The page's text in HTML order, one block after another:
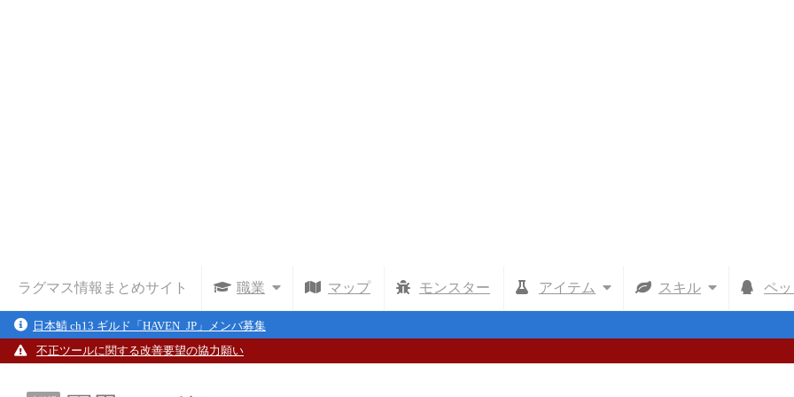
ラグマス情報まとめサイト 職業 マップ モンスター アイテム スキル ペッ
日本鯖 ch13 ギルド「HAVEN_JP」メンバ募集
不正ツールに関する改善要望の協力願い